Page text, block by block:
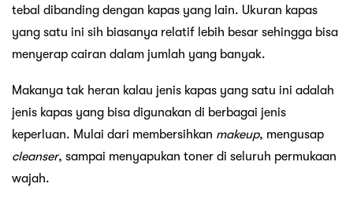
tebal dibanding dengan kapas yang lain. Ukuran kapas
yang satu ini sih biasanya relatif lebih besar sehingga bisa
menyerap cairan dalam jumlah yang banyak.
Makanya tak heran kalau jenis kapas yang satu ini adalah
jenis kapas yang bisa digunakan di berbagai jenis
keperluan. Mulai dari membersihkan makeup, mengusap
cleanser, sampai menyapukan toner di seluruh permukaan
wajah.